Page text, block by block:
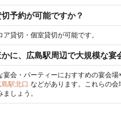
予約が可能ですか？
貸切・個室貸切が可能です。
に、広島駅周辺で大規模な
宴会・パーティーにおすすめの宴会場
駅北口 などがあります。これらの
しょう。